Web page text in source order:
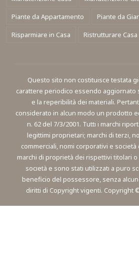
Piante da Appartamento
Piante da
Risparmiare in Casa
Ristrutturare Casa
Questo sito non costituisce testata
carattere periodico essendo aggiornato
e la reperibilità dei materiali.
considerato in alcun modo un prodotto
n. 62 del 7/3/2001. Tutti i marchi
legittimi proprietari; marchi di terzi,
commerciali, nomi corporativi e
marchi di proprietà dei rispettivi titolari o
società e sono stati utilizzati a puro
beneficio del possessore, senza
diritti di Copyright vigenti. Copyright ©